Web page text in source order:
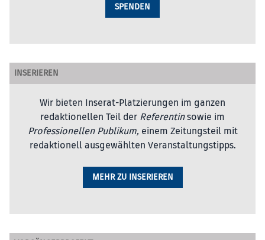
SPENDEN
INSERIEREN
Wir bieten Inserat-Platzierungen im ganzen
redaktionellen Teil der Referentinsowie im
Professionellen Publikum, einem Zeitungsteil mit
redaktionell ausgewählten Veranstaltungstipps.
MEHR ZU INSERIEREN